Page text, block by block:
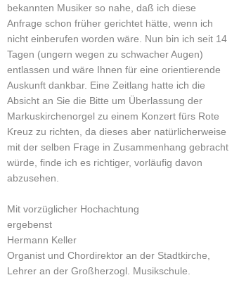
bekannten Musiker so nahe, daß ich diese
Anfrage schon früher gerichtet hätte, wenn ich
nicht einberufen worden wäre. Nun bin ich seit 14
Tagen (ungern wegen zu schwacher Augen)
entlassen und wäre Ihnen für eine orientierende
Auskunft dankbar. Eine Zeitlang hatte ich die
Absicht an Sie die Bitte um Überlassung der
Markuskirchenorgel zu einem Konzert fürs Rote
Kreuz zu richten, da dieses aber natürlicherweise
mit der selben Frage in Zusammenhang gebracht
würde, finde ich es richtiger, vorläufig davon
abzusehen.
Mit vorzüglicher Hochachtung
ergebenst
Hermann Keller
Organist und Chordirektor an der Stadtkirche,
Lehrer an der Großherzogl. Musikschule.